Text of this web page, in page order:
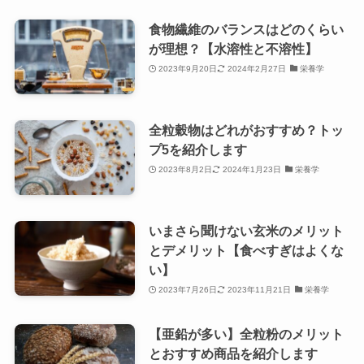
食物繊維のバランスはどのくらい
が理想？【水溶性と不溶性】
2023年9月20日 2024年2月27日 栄養学
全粒穀物はどれがおすすめ？トッ
プ5を紹介します
2023年8月2日 2024年1月23日 栄養学
いまさら聞けない玄米のメリット
とデメリット【食べすぎはよくな
い】
2023年7月26日 2023年11月21日 栄養学
【亜鉛が多い】全粒粉のメリット
とおすすめ商品を紹介します